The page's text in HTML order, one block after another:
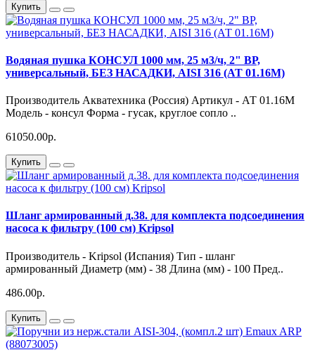
Купить
Водяная пушка КОНСУЛ 1000 мм, 25 м3/ч, 2" ВР,
универсальный, БЕЗ НАСАДКИ, AISI 316 (АТ 01.16М)
Производитель Акватехника (Россия) Артикул - АТ 01.16М
Модель - консул Форма - гусак, круглое сопло ..
61050.00р.
Купить
Шланг армированный д.38. для комплекта подсоединения
насоса к фильтру (100 см) Kripsol
Производитель - Kripsol (Испания) Тип - шланг
армированный Диаметр (мм) - 38 Длина (мм) - 100 Пред..
486.00р.
Купить